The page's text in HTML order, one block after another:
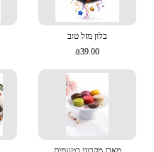
בלון מזל טוב
₪39.00